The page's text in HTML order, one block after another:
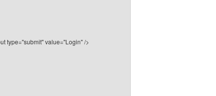
type="submit" value="Login" />